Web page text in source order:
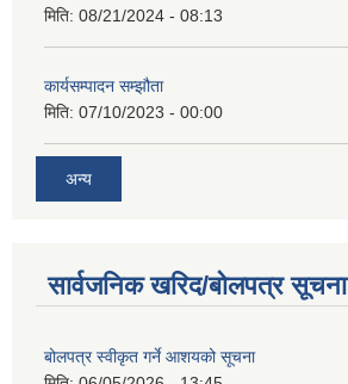
मिति: 08/21/2024 - 08:13
कार्यसम्पादन सम्झौता
मिति: 07/10/2023 - 00:00
अन्य
सार्वजनिक खरिद/बोलपत्र सूचना
बोलपत्र स्वीकृत गर्ने आशयको सूचना